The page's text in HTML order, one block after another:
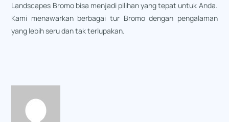
Landscapes Bromo bisa menjadi pilihan yang tepat untuk Anda.
Kami menawarkan berbagai tur Bromo dengan pengalaman
yang lebih seru dan tak terlupakan.